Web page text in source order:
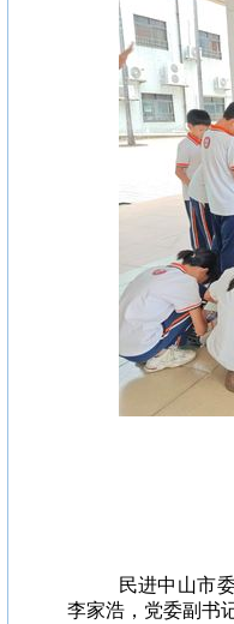
民进中山市
李家浩，党委副书